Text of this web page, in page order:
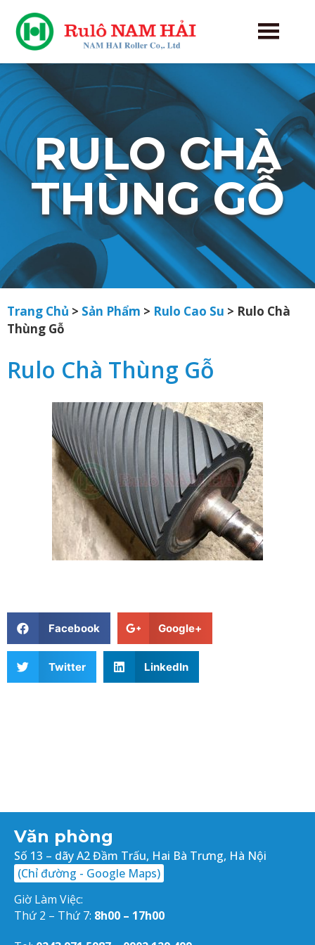
RULO CHÀ
THÙNG GỖ
Trang Chủ > Sản Phẩm > Rulo Cao Su > Rulo Chà
Thùng Gỗ
Rulo Chà Thùng Gỗ
Facebook Google+
Twitter LinkedIn
Văn phòng
Số 13 – dãy A2 Đầm Trấu, Hai Bà Trưng, Hà Nội
(Chỉ đường - Google Maps)
Giờ Làm Việc:
Thứ 2 – Thứ 7: 8h00 – 17h00